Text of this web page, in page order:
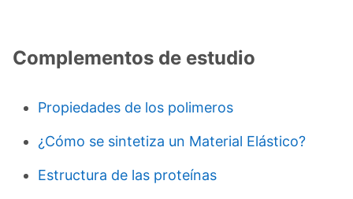
Complementos de estudio
Propiedades de los polimeros
¿Cómo se sintetiza un Material Elástico?
Estructura de las proteínas